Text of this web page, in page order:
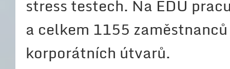
stress testech. Na EDU
a celkem 1155
korporátních útvarů.